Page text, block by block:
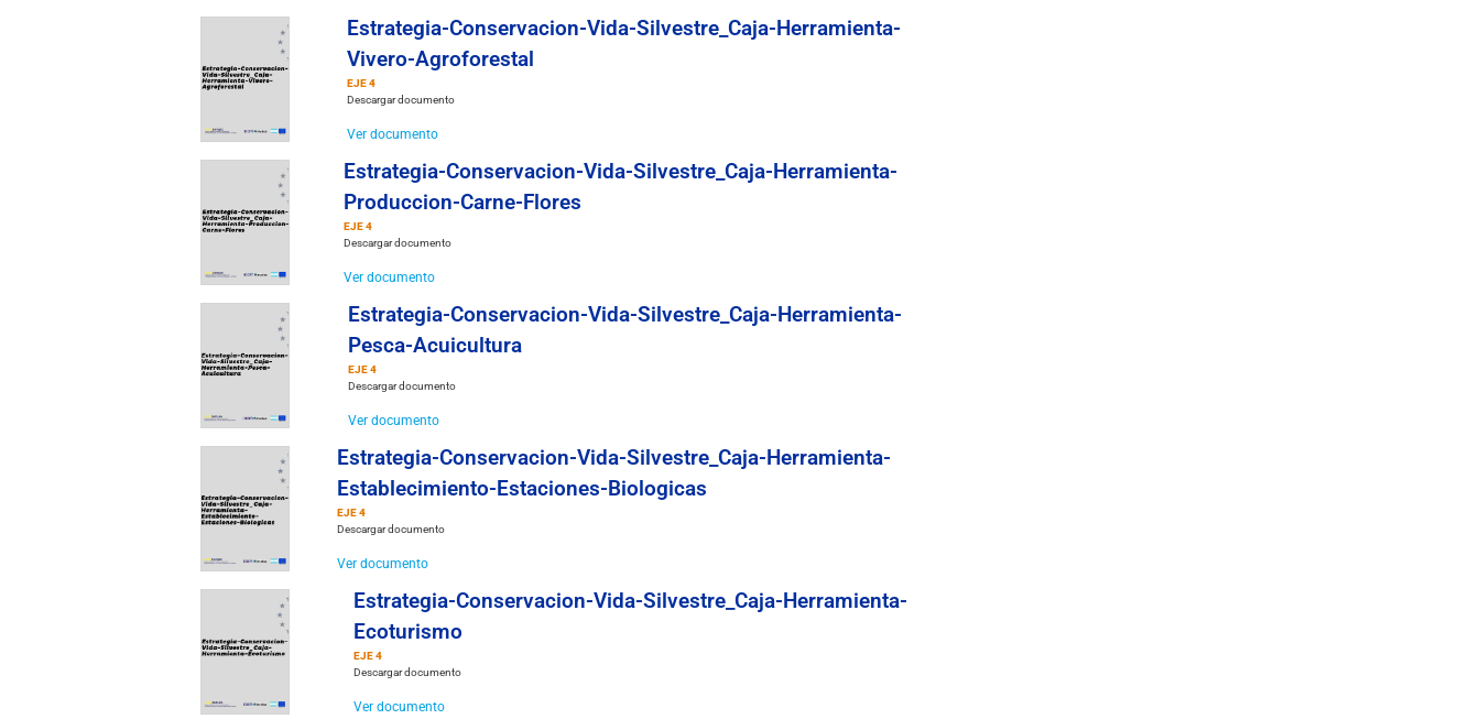
Estrategia-Conservacion-Vida-Silvestre_Caja-Herramienta-
Vivero-Agroforestal
EJE 4
Descargar documento
Ver documento
Estrategia-Conservacion-Vida-Silvestre_Caja-Herramienta-
Produccion-Carne-Flores
EJE 4
Descargar documento
Ver documento
Estrategia-Conservacion-Vida-Silvestre_Caja-Herramienta-
Pesca-Acuicultura
EJE 4
Descargar documento
Ver documento
Estrategia-Conservacion-Vida-Silvestre_Caja-Herramienta-
Establecimiento-Estaciones-Biologicas
EJE 4
Descargar documento
Ver documento
Estrategia-Conservacion-Vida-Silvestre_Caja-Herramienta-
Ecoturismo
EJE 4
Descargar documento
Ver documento